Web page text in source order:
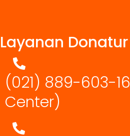
Layanan Donatur
(021) 889-603-16
Center)